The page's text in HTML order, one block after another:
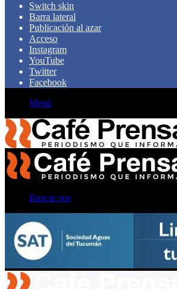
Switch skin
Barra lateral
Publicación al azar
Acceso
Instagram
YouTube
Twitter
Facebook
Menú
Buscar por